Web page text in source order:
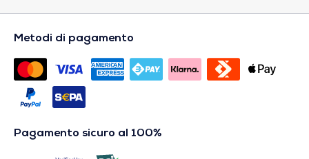
Metodi di pagamento
Pagamento sicuro al 100%